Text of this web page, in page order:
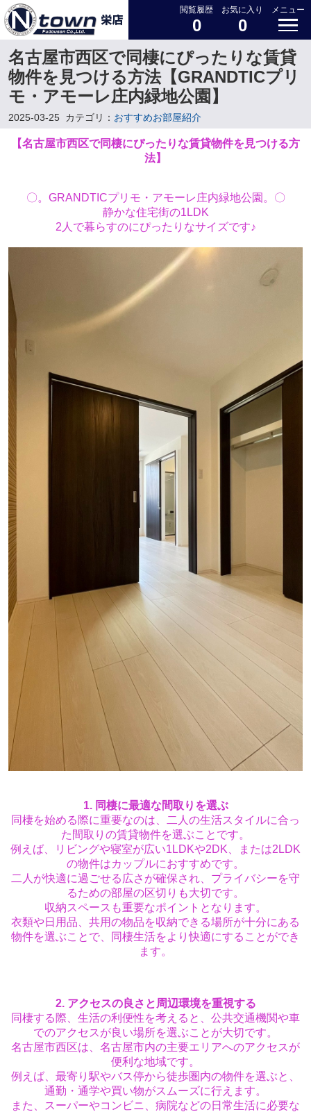
閲覧履歴
0
お気に入り
0
メニュー
名古屋市西区で同棲にぴったりな賃貸
物件を見つける方法【GRANDTICプリ
モ・アモーレ庄内緑地公園】
2025-03-25 カテゴリ： おすすめお部屋紹介
【名古屋市西区で同棲にぴったりな賃貸物件を見つける方
法】
〇。GRANDTICプリモ・アモーレ庄内緑地公園。〇
静かな住宅街の1LDK
2人で暮らすのにぴったりなサイズです♪
1. 同棲に最適な間取りを選ぶ
同棲を始める際に重要なのは、二人の生活スタイルに合っ
た間取りの賃貸物件を選ぶことです。
例えば、リビングや寝室が広い1LDKや2DK、または2LDK
の物件はカップルにおすすめです。
二人が快適に過ごせる広さが確保され、プライバシーを守
るための部屋の区切りも大切です。
収納スペースも重要なポイントとなります。
衣類や日用品、共用の物品を収納できる場所が十分にある
物件を選ぶことで、同棲生活をより快適にすることができ
ます。
2. アクセスの良さと周辺環境を重視する
同棲する際、生活の利便性を考えると、公共交通機関や車
でのアクセスが良い場所を選ぶことが大切です。
名古屋市西区は、名古屋市内の主要エリアへのアクセスが
便利な地域です。
例えば、最寄り駅やバス停から徒歩圏内の物件を選ぶと、
通勤・通学や買い物がスムーズに行えます。
また、スーパーやコンビニ、病院などの日常生活に必要な